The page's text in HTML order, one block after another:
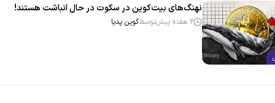
نهنگ‌های بیت‌کوین در سکوت در حال انباشت هستند!
2 هفته پیش توسطکوین پدیا